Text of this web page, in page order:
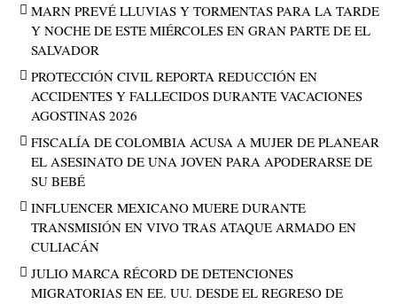
MARN PREVÉ LLUVIAS Y TORMENTAS PARA LA TARDE
Y NOCHE DE ESTE MIÉRCOLES EN GRAN PARTE DE EL
SALVADOR
PROTECCIÓN CIVIL REPORTA REDUCCIÓN EN
ACCIDENTES Y FALLECIDOS DURANTE VACACIONES
AGOSTINAS 2026
FISCALÍA DE COLOMBIA ACUSA A MUJER DE PLANEAR
EL ASESINATO DE UNA JOVEN PARA APODERARSE DE
SU BEBÉ
INFLUENCER MEXICANO MUERE DURANTE
TRANSMISIÓN EN VIVO TRAS ATAQUE ARMADO EN
CULIACÁN
JULIO MARCA RÉCORD DE DETENCIONES
MIGRATORIAS EN EE. UU. DESDE EL REGRESO DE